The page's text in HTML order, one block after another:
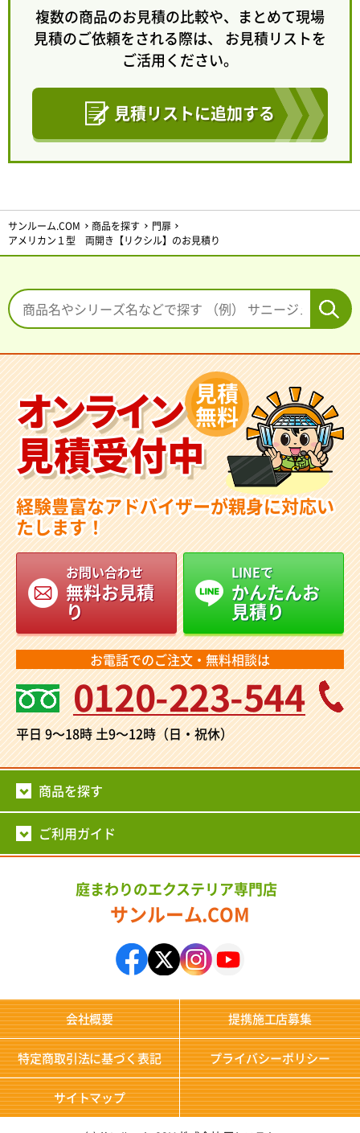
複数の商品のお見積の比較や、まとめて現場
見積のご依頼をされる際は、 お見積リストを
ご活用ください。
見積リストに追加する
サンルーム.COM 商品を探す
門扉
アメリカン１型 両開き【リクシル】のお見積り
オンライン
見積受付中
見積
無料
経験豊富なアドバイザーが親身に対応い
たします！
お問い合わせ
無料お見積
り
LINEで
かんたんお
見積り
お電話でのご注文・無料相談は
0120-223-544
平日 9～18時土9～12時（日・祝休）
商品を探す
ご利用ガイド
庭まわりのエクステリア専門店
サンルーム.COM
会社概要 提携施工店募集
特定商取引法に基づく表記 プライバシーポリシー
サイトマップ